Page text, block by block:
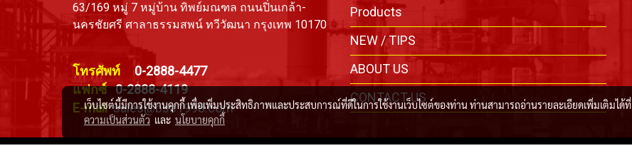
63/169 หมู่ 7 หมู่บ้าน ทิพย์มณฑล ถนนปิ่นเกล้า-
นครชัยศรี ศาลาธรรมสพน์ ทวีวัฒนา กรุงเทพ 10170
โทรศัพท์0-2888-4477
แฟกซ์0-2888-4119
E-mail sales@bss1998.com
Products
NEW / TIPS
ABOUT US
CONTACT US
เว็บไซต์นี้มีการใช้งานคุกกี้ เพื่อเพิ่มประสิทธิภาพและประสบการณ์ที่ดีในการใช้งานเว็บไซต์ของท่าน ท่านสามารถอ่านรายละเอียดเพิ่มเติมได้ที่
ความเป็นส่วนตัวและ นโยบายคุกกี้